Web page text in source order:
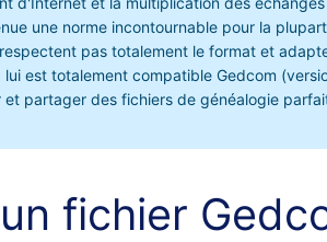
une norme incontournable pour la
pas totalement le format et
est totalement compatible Gedcom
partager des fichiers de généalogie
fichier